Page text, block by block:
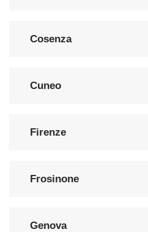
Cosenza
Cuneo
Firenze
Frosinone
Genova